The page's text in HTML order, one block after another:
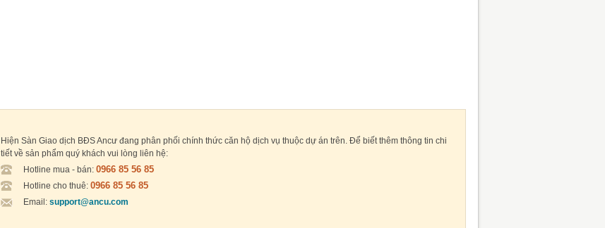
Hiện Sàn Giao dịch BĐS Ancư đang phân phối chính thức căn hộ dịch vụ thuộc dự án trên. Để biết thêm thông tin chi
tiết về sản phẩm quý khách vui lòng liên hệ:
Hotline mua - bán: 0966 85 56 85
Hotline cho thuê: 0966 85 56 85
Email: support@ancu.com